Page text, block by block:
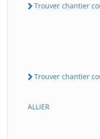
Trouver chantier
Trouver chantier
ALLIER